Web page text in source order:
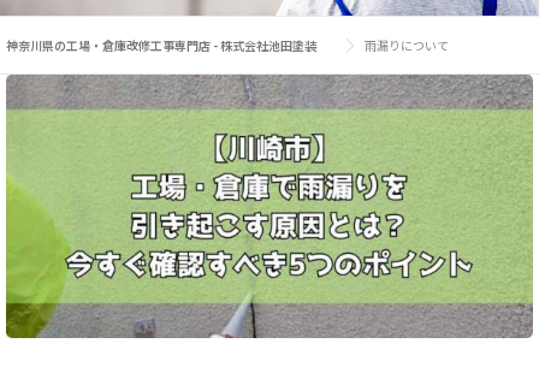
神奈川県の工場・倉庫改修工事専門店 - 株式会社池田塗装 雨漏りについて